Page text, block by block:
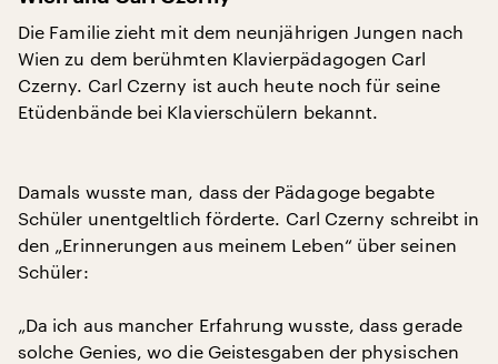
Die Familie zieht mit dem neunjährigen Jungen nach
Wien zu dem berühmten Klavierpädagogen Carl
Czerny. Carl Czerny ist auch heute noch für seine
Etüdenbände bei Klavierschülern bekannt.
Damals wusste man, dass der Pädagoge begabte
Schüler unentgeltlich förderte. Carl Czerny schreibt in
den „Erinnerungen aus meinem Leben“ über seinen
Schüler:
„Da ich aus mancher Erfahrung wusste, dass gerade
solche Genies, wo die Geistesgaben der physischen